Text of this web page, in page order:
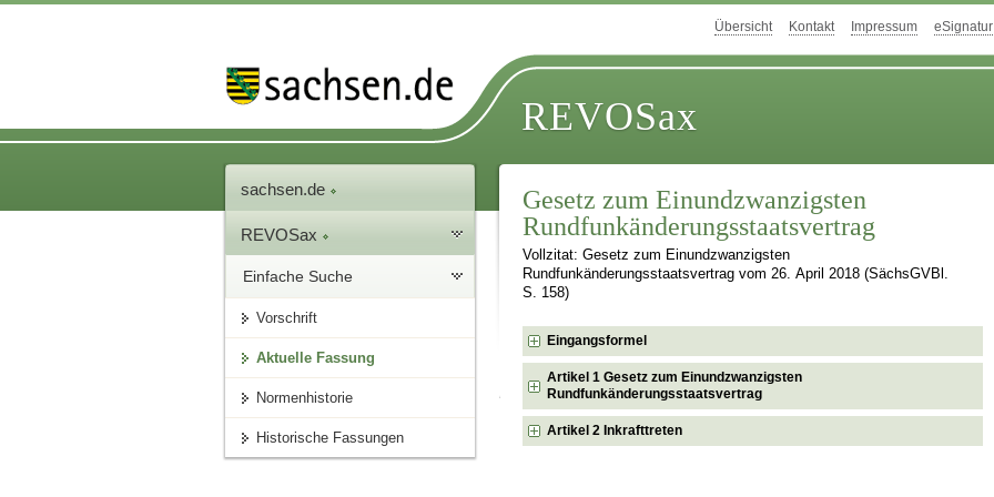
Übersicht Kontakt Impressum eSignatur
REVOSax
sachsen.de
REVOSax
Einfache Suche
Vorschrift
Aktuelle Fassung
Normenhistorie
Historische Fassungen
Gesetz zum Einundzwanzigsten
Rundfunkänderungsstaatsvertrag
Vollzitat: Gesetz zum Einundzwanzigsten
Rundfunkänderungsstaatsvertrag vom 26. April 2018 (SächsGVBl.
S. 158)
Eingangsformel
Artikel 1 Gesetz zum Einundzwanzigsten
Rundfunkänderungsstaatsvertrag
Artikel 2 Inkrafttreten